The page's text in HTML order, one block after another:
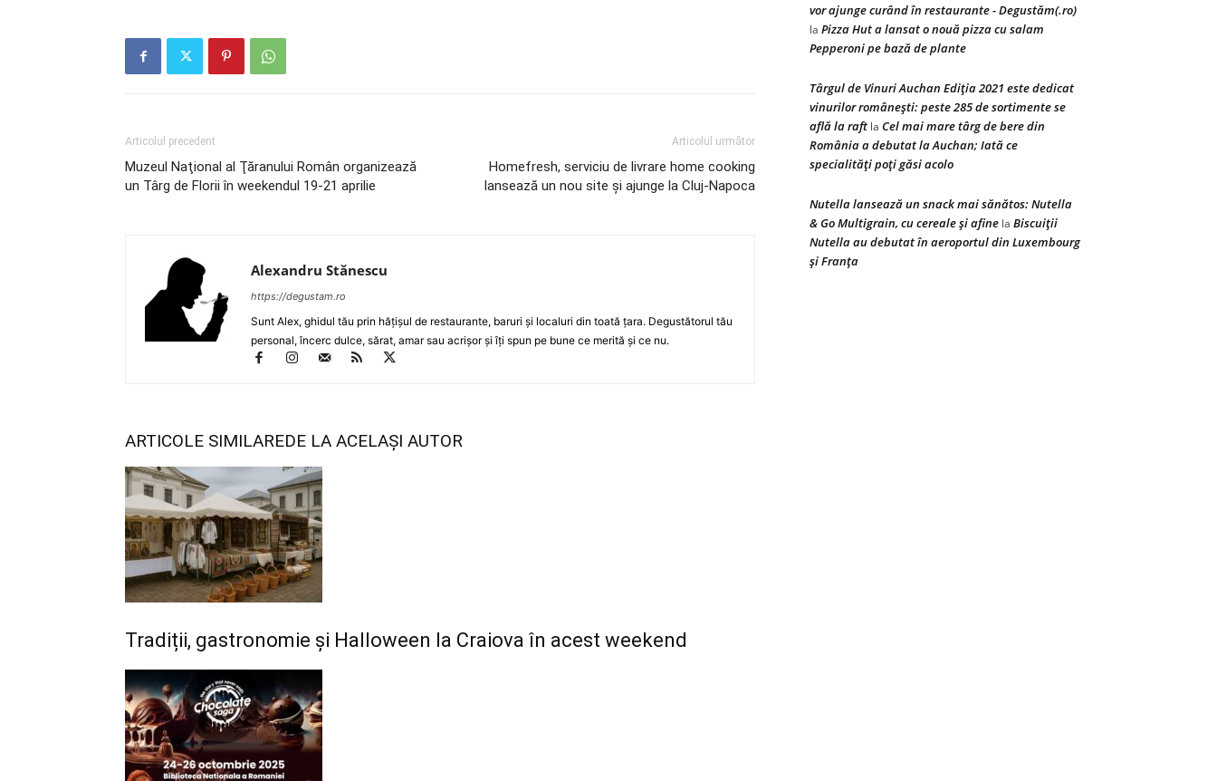
Articolul precedent
Muzeul Naţional al Ţăranului Român organizează
un Târg de Florii în weekendul 19-21 aprilie
Articolul următor
Homefresh, serviciu de livrare home cooking
lansează un nou site şi ajunge la Cluj-Napoca
Alexandru Stănescu
https://degustam.ro
Sunt Alex, ghidul tău prin hăţişul de restaurante, baruri şi localuri din toată ţara. Degustătorul tău
personal, încerc dulce, sărat, amar sau acrişor şi îţi spun pe bune ce merită şi ce nu.
ARTICOLE SIMILAREDE LA ACELAȘI AUTOR
Tradiții, gastronomie și Halloween la Craiova în acest weekend
vor ajunge curând în restaurante - Degustăm(.ro)
la Pizza Hut a lansat o nouă pizza cu salam
Pepperoni pe bază de plante
Târgul de Vinuri Auchan Ediţia 2021 este dedicat
vinurilor româneşti: peste 285 de sortimente se
află la raft la Cel mai mare târg de bere din
România a debutat la Auchan; Iată ce
specialităţi poţi găsi acolo
Nutella lansează un snack mai sănătos: Nutella
& Go Multigrain, cu cereale şi afine la Biscuiţii
Nutella au debutat în aeroportul din Luxembourg
şi Franţa